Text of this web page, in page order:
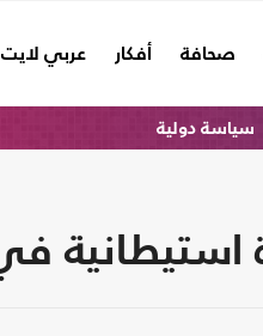
صحافة أفكار عربي لايت
سياسة دولية